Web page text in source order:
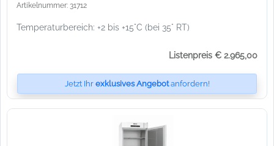
Artikelnummer: 31712
Temperaturbereich: +2 bis +15°C (bei 35° RT)
Listenpreis € 2.965,00
Jetzt Ihr exklusives Angebotanfordern!